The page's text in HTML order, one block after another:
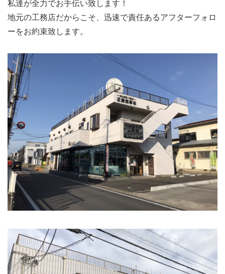
私達が全力でお手伝い致します！
地元の工務店だからこそ、迅速で責任あるアフターフォロ
ーをお約束致します。